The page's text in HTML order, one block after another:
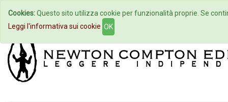
Home Autori Eventi
Cookies:Questo sito utilizza cookie per funzionalità proprie. Se
Leggi l'informativa sui cookie OK